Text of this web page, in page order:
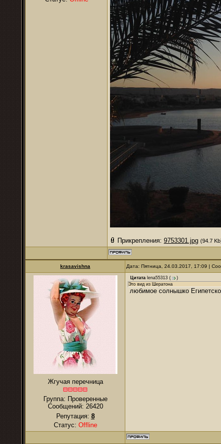
Прикрепления: 9753301.jpg (94.7
krasavishna Дата: Пятница, 24.03.2017, 17:09 |
Жгучая перечница
Группа: Проверенные
Сообщений: 26420
Репутация: 8
Статус: Offline
Цитата lena55313 (
)
Это вид из Шератона
любимое солнышко